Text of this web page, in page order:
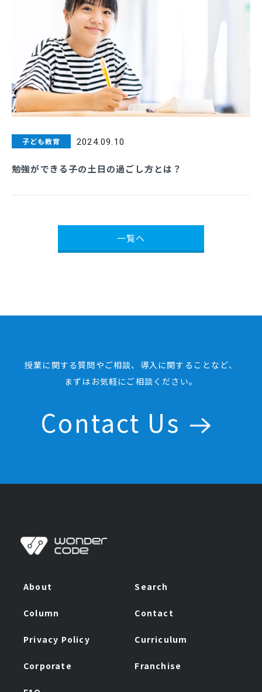
子ども教育 2024.09.10
勉強ができる子の土日の過ごし方とは？
一覧へ
授業に関する質問やご相談、導入に関することなど、
まずはお気軽にご相談ください。
Contact Us
About Search
Column Contact
Privacy Policy Curriculum
Corporate Franchise